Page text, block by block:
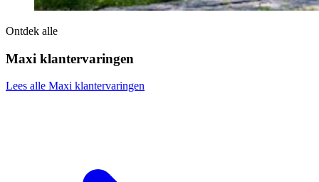
Ontdek alle
Maxi klantervaringen
Lees alle Maxi klantervaringen